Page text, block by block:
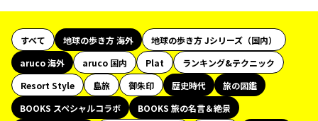
すべて 地球の歩き方 海外
地球の歩き方 Jシリーズ（国内）
aruco 海外
aruco 国内 Plat
ランキング&テクニック
Resort Style
島旅 御朱印 歴史時代
旅の図鑑
BOOKS スペシャルコラボ
BOOKS 旅の名言＆絶景